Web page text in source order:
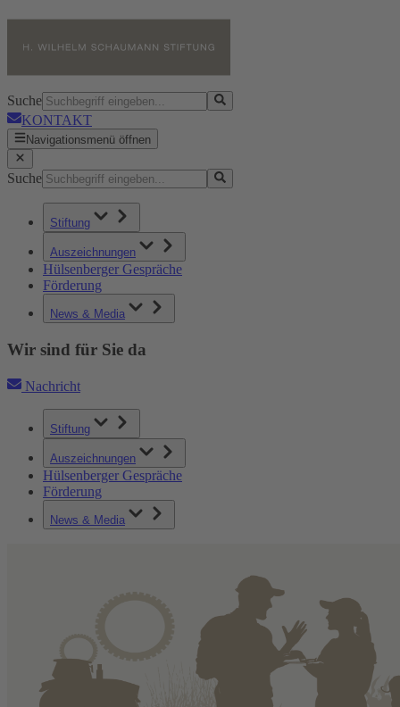
Suche
KONTAKT
Navigationsmenü öffnen
Suche
Stiftung
Auszeichnungen
Hülsenberger Gespräche
Förderung
News & Media
Wir sind für Sie da
Nachricht
Stiftung
Auszeichnungen
Hülsenberger Gespräche
Förderung
News & Media